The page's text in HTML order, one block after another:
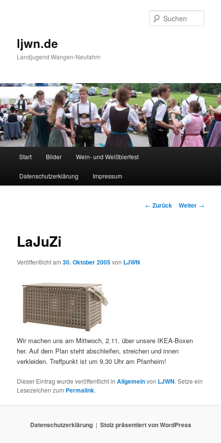
ljwn.de
Landjugend Wangen-Neufahrn
Start Bilder Wein- und Weißbierfest
Datenschutzerklärung Impressum
Beitragsnavigation
← Zurück Weiter →
LaJuZi
Veröffentlicht am30. Oktober 2005von LJWN
Wir machen uns am Mittwoch, 2.11. über unsere IKEA-Boxen
her. Auf dem Plan steht abschleifen, streichen und innen
verkleiden. Treffpunkt ist um 9.30 Uhr am Pfarrheim!
Dieser Eintrag wurde veröffentlicht inAllgemeinvon LJWN. Setze ein
Lesezeichen zum Permalink.
Datenschutzerklärung Stolz präsentiert von WordPress